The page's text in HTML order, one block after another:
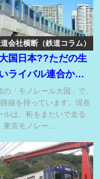
会社横断（鉄道コラム）
国日本??ただの生
ライバル連合から
規格とは？
の「モノレール大国」で、
線を持っています。現在
ルは、桁をまたいで走る
東京モノレー...